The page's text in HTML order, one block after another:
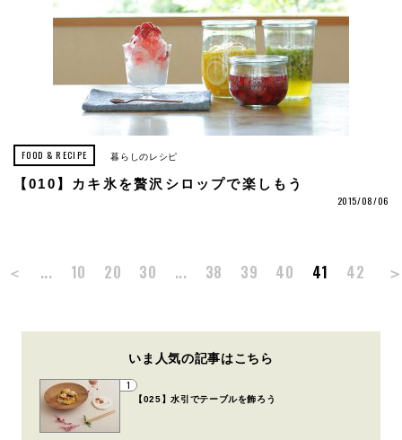
FOOD & RECIPE 暮らしのレシピ
【010】カキ氷を贅沢シロップで楽しもう
2015/08/06
＜ ... 10 20 30 ... 38 39 40 41 42
いま人気の記事はこちら
1
【025】水引でテーブルを飾ろう